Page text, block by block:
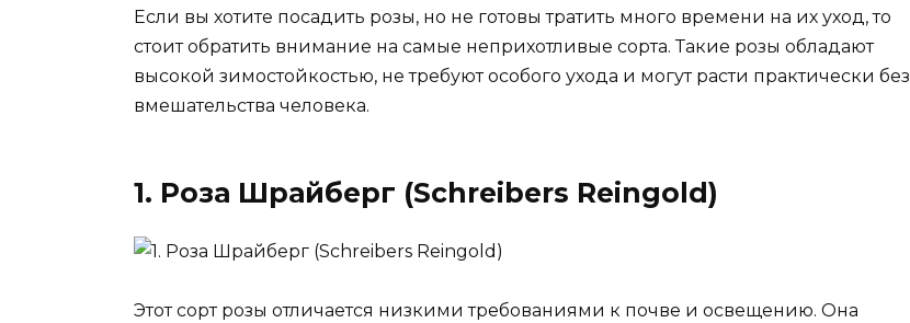
Если вы хотите посадить розы, но не готовы тратить много времени на их уход, то
стоит обратить внимание на самые неприхотливые сорта. Такие розы обладают
высокой зимостойкостью, не требуют особого ухода и могут расти практически без
вмешательства человека.
1. Роза Шрайберг (Schreibers Reingold)
Этот сорт розы отличается низкими требованиями к почве и освещению. Она